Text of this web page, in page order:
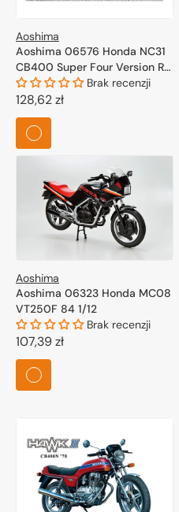
Aoshima
Aoshima 06576 Honda NC31
CB400 Super Four Version R
95 1/12
Brak recenzji
Cena
regularna
128,62 zł
Aoshima
Aoshima 06323 Honda MC08
VT250F 84 1/12
Brak recenzji
Cena
regularna
107,39 zł